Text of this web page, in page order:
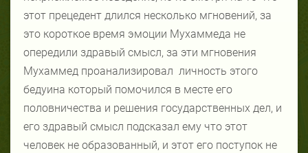
этот прецедент длился несколько мгновений, за
это короткое время эмоции Мухаммеда не
опередили здравый смысл, за эти мгновения
Мухаммед проанализировал личность этого
бедуина который помочился в месте его
половничества и решения государственных дел, и
его здравый смысл подсказал ему что этот
человек не образованный, и этот его поступок не